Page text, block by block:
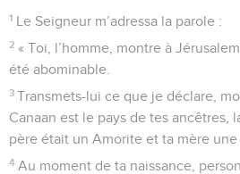
1 Le Seigneur m’adressa la parole :
2 « Toi, l’homme, montre à
été abominable.
3 Transmets-lui ce que je déclare,
Canaan est le pays de tes ancêtres,
père était un Amorite et ta mère une
4 Au moment de ta naissance,